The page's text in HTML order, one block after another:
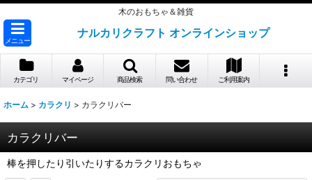
木のおもちゃ＆雑貨
メニュー
ナルカリクラフト オンラインショップ
カテゴリ マイページ 商品検索 問い合わせ ご利用案内
ホーム > カラクリ > カラクリバー
カラクリバー
棒を押したり引いたりするカラクリおもちゃ